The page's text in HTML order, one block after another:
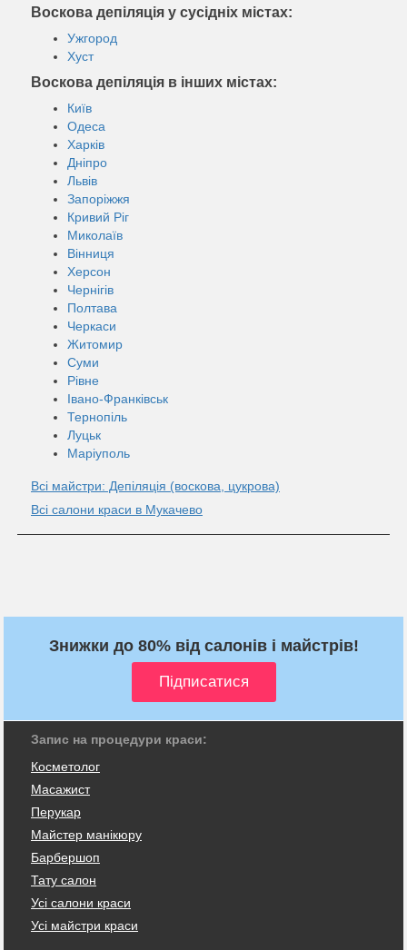
Воскова депіляція у сусідніх містах:
Ужгород
Хуст
Воскова депіляція в інших містах:
Київ
Одеса
Харків
Дніпро
Львів
Запоріжжя
Кривий Ріг
Миколаїв
Вінниця
Херсон
Чернігів
Полтава
Черкаси
Житомир
Суми
Рівне
Івано-Франківськ
Тернопіль
Луцьк
Маріуполь
Всі майстри: Депіляція (воскова, цукрова)
Всі салони краси в Мукачево
Знижки до 80% від салонів і майстрів!
Запис на процедури краси:
Косметолог
Масажист
Перукар
Майстер манікюру
Барбершоп
Тату салон
Усі салони краси
Усі майстри краси